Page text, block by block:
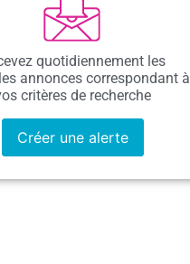
quotidiennement les
annonces correspondant à
critères de recherche
Créer une alerte